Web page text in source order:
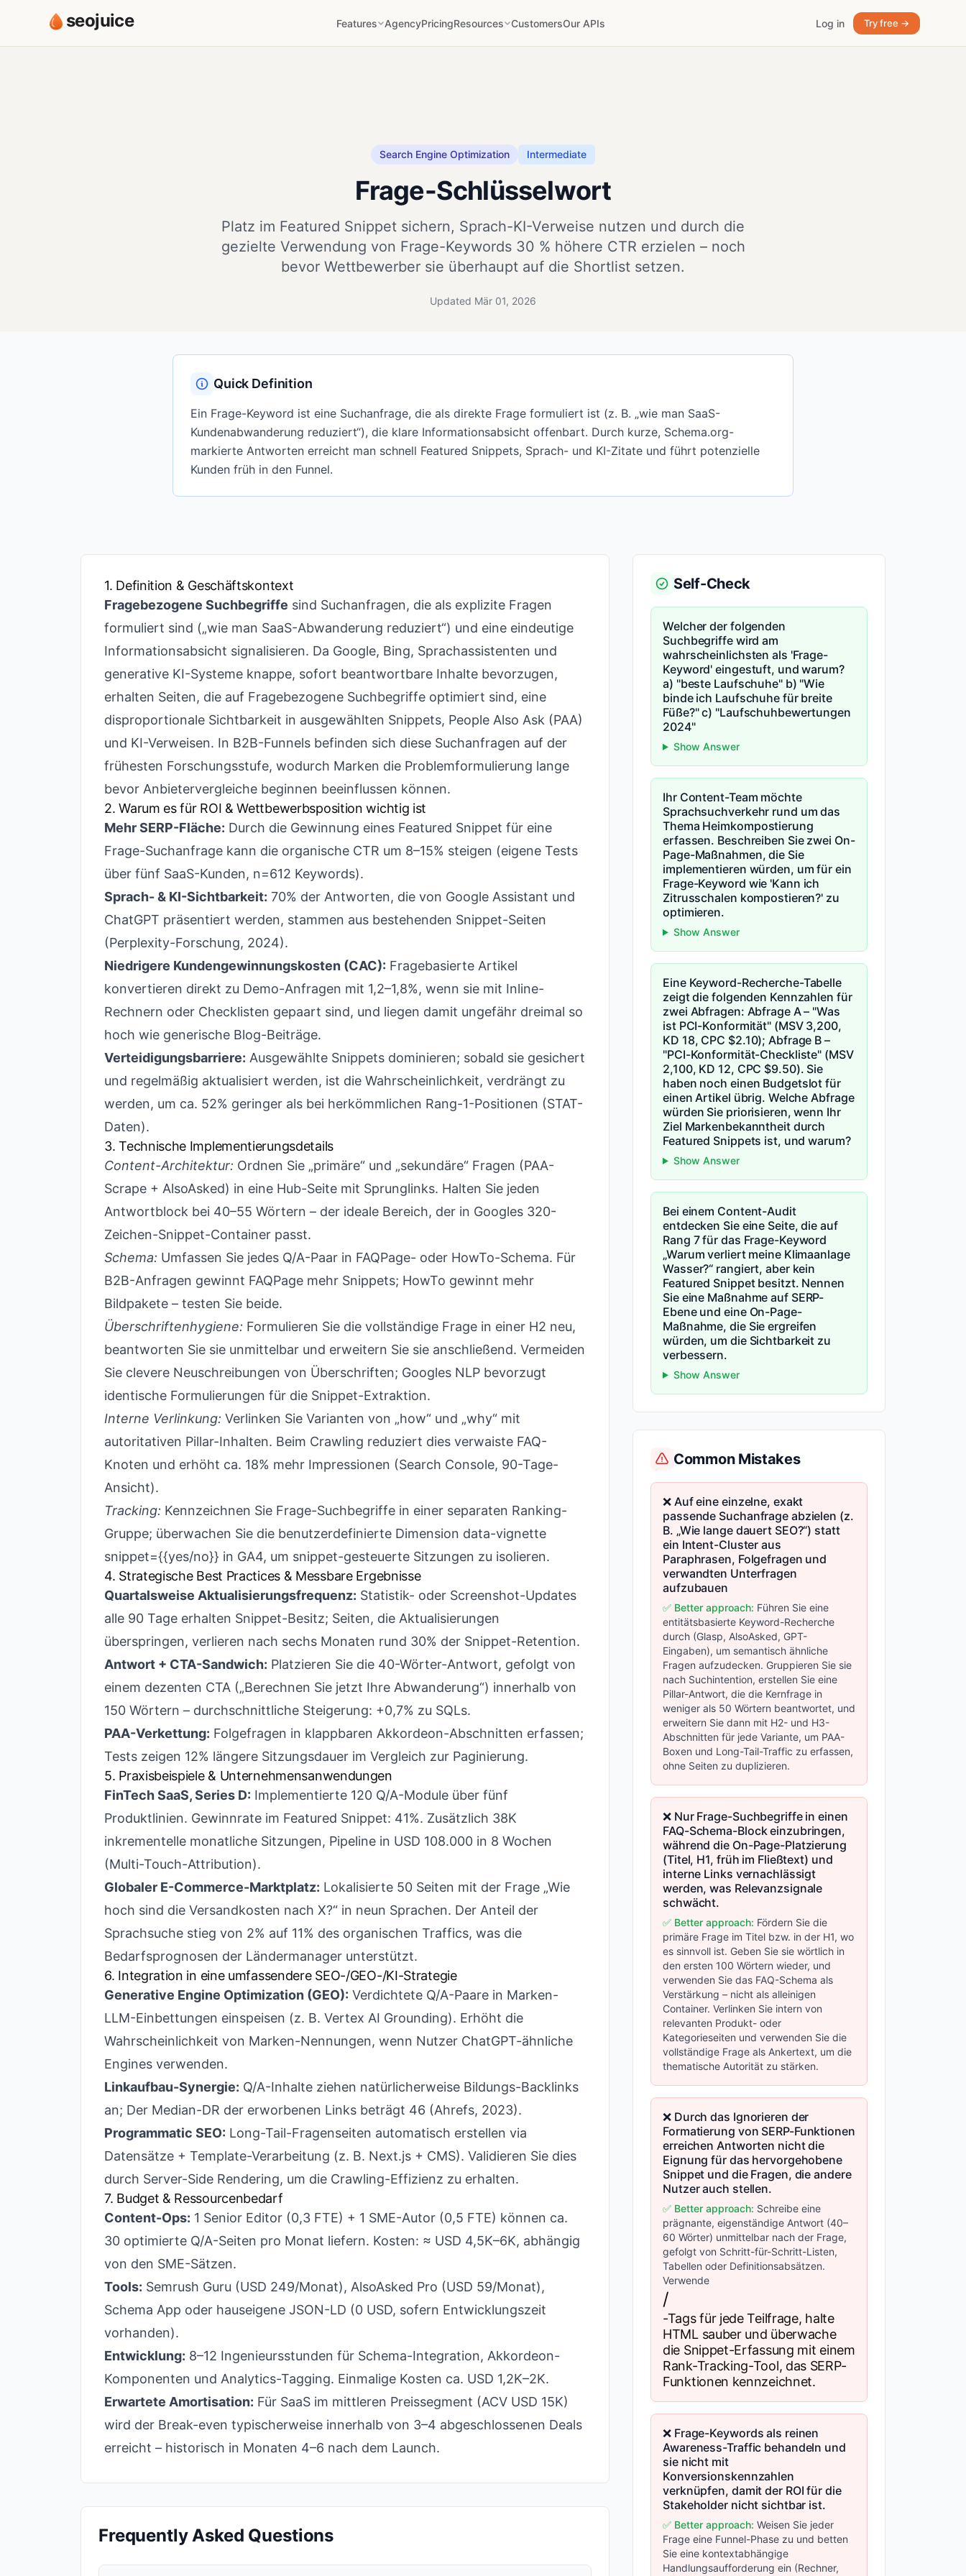
seojuice Features AgencyPricingResources CustomersOur APIs Log in Try free →
Search Engine Optimization Intermediate
Frage-Schlüsselwort
Platz im Featured Snippet sichern, Sprach-KI-Verweise nutzen und durch die
gezielte Verwendung von Frage-Keywords 30 % höhere CTR erzielen – noch
bevor Wettbewerber sie überhaupt auf die Shortlist setzen.
Updated Mär 01, 2026
Quick Definition
Ein Frage-Keyword ist eine Suchanfrage, die als direkte Frage formuliert ist (z. B. „wie man SaaS-
Kundenabwanderung reduziert“), die klare Informationsabsicht offenbart. Durch kurze, Schema.org-
markierte Antworten erreicht man schnell Featured Snippets, Sprach- und KI-Zitate und führt potenzielle
Kunden früh in den Funnel.
1. Definition & Geschäftskontext
Fragebezogene Suchbegriffe sind Suchanfragen, die als explizite Fragen
formuliert sind („wie man SaaS-Abwanderung reduziert“) und eine eindeutige
Informationsabsicht signalisieren. Da Google, Bing, Sprachassistenten und
generative KI-Systeme knappe, sofort beantwortbare Inhalte bevorzugen,
erhalten Seiten, die auf Fragebezogene Suchbegriffe optimiert sind, eine
disproportionale Sichtbarkeit in ausgewählten Snippets, People Also Ask (PAA)
und KI-Verweisen. In B2B-Funnels befinden sich diese Suchanfragen auf der
frühesten Forschungsstufe, wodurch Marken die Problemformulierung lange
bevor Anbietervergleiche beginnen beeinflussen können.
2. Warum es für ROI & Wettbewerbsposition wichtig ist
Mehr SERP-Fläche: Durch die Gewinnung eines Featured Snippet für eine
Frage-Suchanfrage kann die organische CTR um 8–15% steigen (eigene Tests
über fünf SaaS-Kunden, n=612 Keywords).
Sprach- & KI-Sichtbarkeit: 70% der Antworten, die von Google Assistant und
ChatGPT präsentiert werden, stammen aus bestehenden Snippet-Seiten
(Perplexity-Forschung, 2024).
Niedrigere Kundengewinnungskosten (CAC): Fragebasierte Artikel
konvertieren direkt zu Demo-Anfragen mit 1,2–1,8%, wenn sie mit Inline-
Rechnern oder Checklisten gepaart sind, und liegen damit ungefähr dreimal so
hoch wie generische Blog-Beiträge.
Verteidigungsbarriere: Ausgewählte Snippets dominieren; sobald sie gesichert
und regelmäßig aktualisiert werden, ist die Wahrscheinlichkeit, verdrängt zu
werden, um ca. 52% geringer als bei herkömmlichen Rang-1-Positionen (STAT-
Daten).
3. Technische Implementierungsdetails
Content-Architektur: Ordnen Sie „primäre“ und „sekundäre“ Fragen (PAA-
Scrape + AlsoAsked) in eine Hub-Seite mit Sprunglinks. Halten Sie jeden
Antwortblock bei 40–55 Wörtern – der ideale Bereich, der in Googles 320-
Zeichen-Snippet-Container passt.
Schema: Umfassen Sie jedes Q/A-Paar in FAQPage- oder HowTo-Schema. Für
B2B-Anfragen gewinnt FAQPage mehr Snippets; HowTo gewinnt mehr
Bildpakete – testen Sie beide.
Überschriftenhygiene: Formulieren Sie die vollständige Frage in einer H2 neu,
beantworten Sie sie unmittelbar und erweitern Sie sie anschließend. Vermeiden
Sie clevere Neuschreibungen von Überschriften; Googles NLP bevorzugt
identische Formulierungen für die Snippet-Extraktion.
Interne Verlinkung: Verlinken Sie Varianten von „how“ und „why“ mit
autoritativen Pillar-Inhalten. Beim Crawling reduziert dies verwaiste FAQ-
Knoten und erhöht ca. 18% mehr Impressionen (Search Console, 90-Tage-
Ansicht).
Tracking: Kennzeichnen Sie Frage-Suchbegriffe in einer separaten Ranking-
Gruppe; überwachen Sie die benutzerdefinierte Dimension data-vignette
snippet={{yes/no}} in GA4, um snippet-gesteuerte Sitzungen zu isolieren.
4. Strategische Best Practices & Messbare Ergebnisse
Quartalsweise Aktualisierungsfrequenz: Statistik- oder Screenshot-Updates
alle 90 Tage erhalten Snippet-Besitz; Seiten, die Aktualisierungen
überspringen, verlieren nach sechs Monaten rund 30% der Snippet-Retention.
Antwort + CTA-Sandwich: Platzieren Sie die 40-Wörter-Antwort, gefolgt von
einem dezenten CTA („Berechnen Sie jetzt Ihre Abwanderung“) innerhalb von
150 Wörtern – durchschnittliche Steigerung: +0,7% zu SQLs.
PAA-Verkettung: Folgefragen in klappbaren Akkordeon-Abschnitten erfassen;
Tests zeigen 12% längere Sitzungsdauer im Vergleich zur Paginierung.
5. Praxisbeispiele & Unternehmensanwendungen
FinTech SaaS, Series D: Implementierte 120 Q/A-Module über fünf
Produktlinien. Gewinnrate im Featured Snippet: 41%. Zusätzlich 38K
inkrementelle monatliche Sitzungen, Pipeline in USD 108.000 in 8 Wochen
(Multi-Touch-Attribution).
Globaler E-Commerce-Marktplatz: Lokalisierte 50 Seiten mit der Frage „Wie
hoch sind die Versandkosten nach X?“ in neun Sprachen. Der Anteil der
Sprachsuche stieg von 2% auf 11% des organischen Traffics, was die
Bedarfsprognosen der Ländermanager unterstützt.
6. Integration in eine umfassendere SEO-/GEO-/KI-Strategie
Generative Engine Optimization (GEO): Verdichtete Q/A-Paare in Marken-
LLM-Einbettungen einspeisen (z. B. Vertex AI Grounding). Erhöht die
Wahrscheinlichkeit von Marken-Nennungen, wenn Nutzer ChatGPT-ähnliche
Engines verwenden.
Linkaufbau-Synergie: Q/A-Inhalte ziehen natürlicherweise Bildungs-Backlinks
an; Der Median-DR der erworbenen Links beträgt 46 (Ahrefs, 2023).
Programmatic SEO: Long-Tail-Fragenseiten automatisch erstellen via
Datensätze + Template-Verarbeitung (z. B. Next.js + CMS). Validieren Sie dies
durch Server-Side Rendering, um die Crawling-Effizienz zu erhalten.
7. Budget & Ressourcenbedarf
Content-Ops: 1 Senior Editor (0,3 FTE) + 1 SME-Autor (0,5 FTE) können ca.
30 optimierte Q/A-Seiten pro Monat liefern. Kosten: ≈ USD 4,5K–6K, abhängig
von den SME-Sätzen.
Tools: Semrush Guru (USD 249/Monat), AlsoAsked Pro (USD 59/Monat),
Schema App oder hauseigene JSON-LD (0 USD, sofern Entwicklungszeit
vorhanden).
Entwicklung: 8–12 Ingenieursstunden für Schema-Integration, Akkordeon-
Komponenten und Analytics-Tagging. Einmalige Kosten ca. USD 1,2K–2K.
Erwartete Amortisation: Für SaaS im mittleren Preissegment (ACV USD 15K)
wird der Break-even typischerweise innerhalb von 3–4 abgeschlossenen Deals
erreicht – historisch in Monaten 4–6 nach dem Launch.
Frequently Asked Questions
Self-Check
Welcher der folgenden
Suchbegriffe wird am
wahrscheinlichsten als 'Frage-
Keyword' eingestuft, und warum?
a) "beste Laufschuhe" b) "Wie
binde ich Laufschuhe für breite
Füße?" c) "Laufschuhbewertungen
2024"
Show Answer
Ihr Content-Team möchte
Sprachsuchverkehr rund um das
Thema Heimkompostierung
erfassen. Beschreiben Sie zwei On-
Page-Maßnahmen, die Sie
implementieren würden, um für ein
Frage-Keyword wie 'Kann ich
Zitrusschalen kompostieren?' zu
optimieren.
Show Answer
Eine Keyword-Recherche-Tabelle
zeigt die folgenden Kennzahlen für
zwei Abfragen: Abfrage A – "Was
ist PCI-Konformität" (MSV 3,200,
KD 18, CPC $2.10); Abfrage B –
"PCI-Konformität-Checkliste" (MSV
2,100, KD 12, CPC $9.50). Sie
haben noch einen Budgetslot für
einen Artikel übrig. Welche Abfrage
würden Sie priorisieren, wenn Ihr
Ziel Markenbekanntheit durch
Featured Snippets ist, und warum?
Show Answer
Bei einem Content-Audit
entdecken Sie eine Seite, die auf
Rang 7 für das Frage-Keyword
„Warum verliert meine Klimaanlage
Wasser?“ rangiert, aber kein
Featured Snippet besitzt. Nennen
Sie eine Maßnahme auf SERP-
Ebene und eine On-Page-
Maßnahme, die Sie ergreifen
würden, um die Sichtbarkeit zu
verbessern.
Show Answer
Common Mistakes
❌ Auf eine einzelne, exakt
passende Suchanfrage abzielen (z.
B. „Wie lange dauert SEO?“) statt
ein Intent-Cluster aus
Paraphrasen, Folgefragen und
verwandten Unterfragen
aufzubauen
✅ Better approach: Führen Sie eine
entitätsbasierte Keyword-Recherche
durch (Glasp, AlsoAsked, GPT-
Eingaben), um semantisch ähnliche
Fragen aufzudecken. Gruppieren Sie sie
nach Suchintention, erstellen Sie eine
Pillar-Antwort, die die Kernfrage in
weniger als 50 Wörtern beantwortet, und
erweitern Sie dann mit H2- und H3-
Abschnitten für jede Variante, um PAA-
Boxen und Long-Tail-Traffic zu erfassen,
ohne Seiten zu duplizieren.
❌ Nur Frage-Suchbegriffe in einen
FAQ-Schema-Block einzubringen,
während die On-Page-Platzierung
(Titel, H1, früh im Fließtext) und
interne Links vernachlässigt
werden, was Relevanzsignale
schwächt.
✅ Better approach: Fördern Sie die
primäre Frage im Titel bzw. in der H1, wo
es sinnvoll ist. Geben Sie sie wörtlich in
den ersten 100 Wörtern wieder, und
verwenden Sie das FAQ-Schema als
Verstärkung – nicht als alleinigen
Container. Verlinken Sie intern von
relevanten Produkt- oder
Kategorieseiten und verwenden Sie die
vollständige Frage als Ankertext, um die
thematische Autorität zu stärken.
❌ Durch das Ignorieren der
Formatierung von SERP-Funktionen
erreichen Antworten nicht die
Eignung für das hervorgehobene
Snippet und die Fragen, die andere
Nutzer auch stellen.
✅ Better approach: Schreibe eine
prägnante, eigenständige Antwort (40–
60 Wörter) unmittelbar nach der Frage,
gefolgt von Schritt-für-Schritt-Listen,
Tabellen oder Definitionsabsätzen.
Verwende
/
-Tags für jede Teilfrage, halte
HTML sauber und überwache
die Snippet-Erfassung mit einem
Rank-Tracking-Tool, das SERP-
Funktionen kennzeichnet.
❌ Frage-Keywords als reinen
Awareness-Traffic behandeln und
sie nicht mit
Konversionskennzahlen
verknüpfen, damit der ROI für die
Stakeholder nicht sichtbar ist.
✅ Better approach: Weisen Sie jeder
Frage eine Funnel-Phase zu und betten
Sie eine kontextabhängige
Handlungsaufforderung ein (Rechner,